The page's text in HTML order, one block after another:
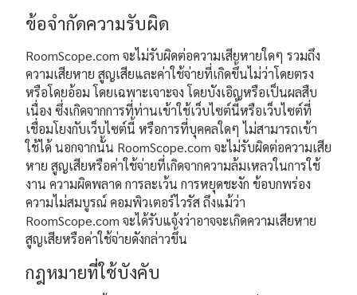
ข้อจำกัดความรับผิด
RoomScope.com จะไม่รับผิดต่อความเสียหายใดๆ รวมถึง
ความเสียหาย สูญเสียและค่าใช้จ่ายที่เกิดขึ้นไม่ว่าโดยตรง
หรือโดยอ้อม โดยเฉพาะเจาะจง โดยบังเอิญหรือเป็นผลสืบ
เนื่อง ซึ่งเกิดจากการที่ท่านเข้าใช้เว็บไซต์นี้หรือเว็บไซต์ที่
เชื่อมโยงกับเว็บไซต์นี้ หรือการที่บุคคลใดๆ ไม่สามารถเข้า
ใช้ได้ นอกจากนั้น RoomScope.com จะไม่รับผิดต่อความเสีย
หาย สูญเสียหรือค่าใช้จ่ายที่เกิดจากความล้มเหลวในการใช้
งาน ความผิดพลาด การละเว้น การหยุดชะงัก ข้อบกพร่อง
ความไม่สมบูรณ์ คอมพิวเตอร์ไวรัส ถึงแม้ว่า
RoomScope.com จะได้รับแจ้งว่าอาจจะเกิดความเสียหาย
สูญเสียหรือค่าใช้จ่ายดังกล่าวขึ้น
กฎหมายที่ใช้บังคับ